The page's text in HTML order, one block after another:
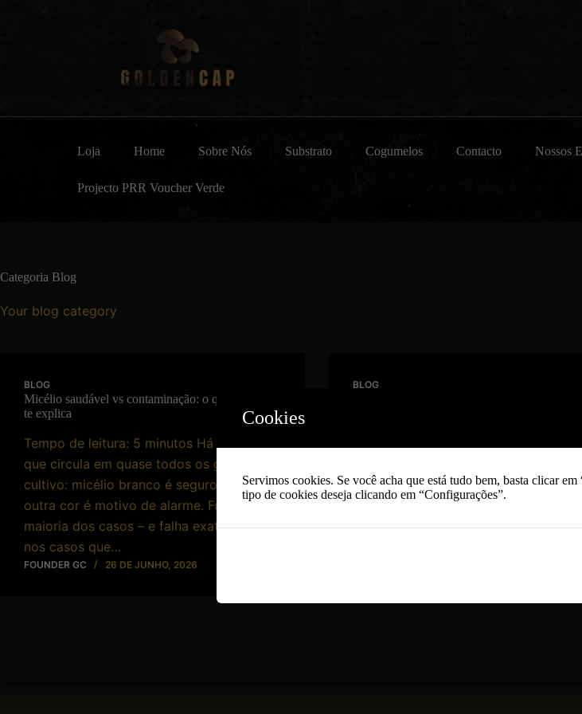
Loja Home Sobre Nós Substrato Cogumelos Contacto Nossos
Projecto PRR Voucher Verde
Categoria Blog
Your blog category
BLOG
Micélio saudável vs contaminação: o que ninguém
te explica
Tempo de leitura: 5 minutos Há uma regra
que circula em quase todos os grupos de
cultivo: micélio branco é seguro, qualquer
outra cor é motivo de alarme. Funciona na
maioria dos casos – e falha exatamente
nos casos que…
FOUNDER GC 26 DE JUNHO, 2026
BLOG
confusão comum em torno disto.
em saladas e carpaccios, a ideia de
força — mas sem grande distinção
Cookies
Servimos cookies. Se você acha que está tudo bem, basta clicar
tipo de cookies deseja clicando em “Configurações”.